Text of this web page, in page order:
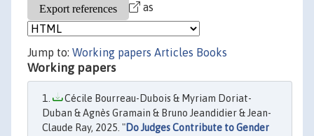
as
Jump to: Working papers Articles Books
Working papers
Cécile Bourreau-Dubois & Myriam Doriat-
Duban & Agnès Gramain & Bruno Jeandidier & Jean-
Claude Ray, 2025. "Do Judges Contribute to Gender